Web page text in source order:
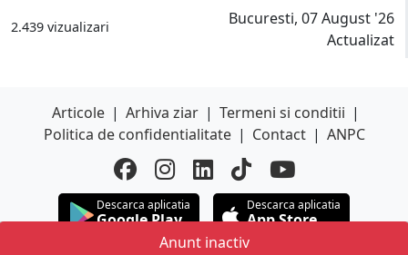
2.439 vizualizari
Bucuresti, 07 August '26
Actualizat
Anunt inactiv
Articole | Arhiva ziar | Termeni si conditii |
Politica de confidentialitate | Contact | ANPC
Descarca aplicatia
Google Play
Descarca aplicatia
App Store